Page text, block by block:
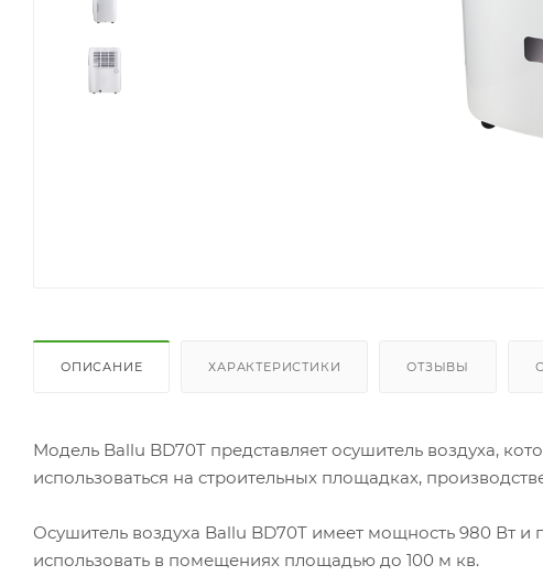
ОПИСАНИЕ ХАРАКТЕРИСТИКИ ОТЗЫВЫ
Модель Ballu BD70T представляет осушитель воздуха,
использоваться на строительных площадках,
Осушитель воздуха Ballu BD70T имеет мощность 980 Вт и
использовать в помещениях площадью до 100 м кв.